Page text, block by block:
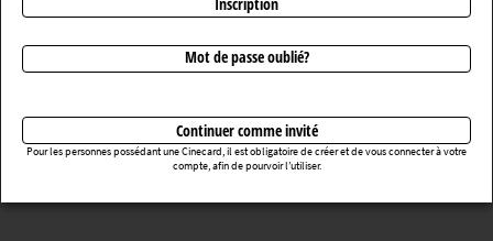
Mot de passe oublié?
Continuer comme invité
Pour les personnes possédant une Cinecard, il est obligatoire de créer et de vous connecter à votre
compte, afin de pourvoir l’utiliser.